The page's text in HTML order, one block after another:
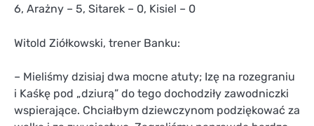
6, Arażny – 5, Sitarek – 0, Kisiel – 0
Witold Ziółkowski, trener Banku:
– Mieliśmy dzisiaj dwa mocne atuty; Izę na rozegraniu
i Kaśkę pod „dziurą” do tego dochodziły zawodniczki
wspierające. Chciałbym dziewczynom podziękować za